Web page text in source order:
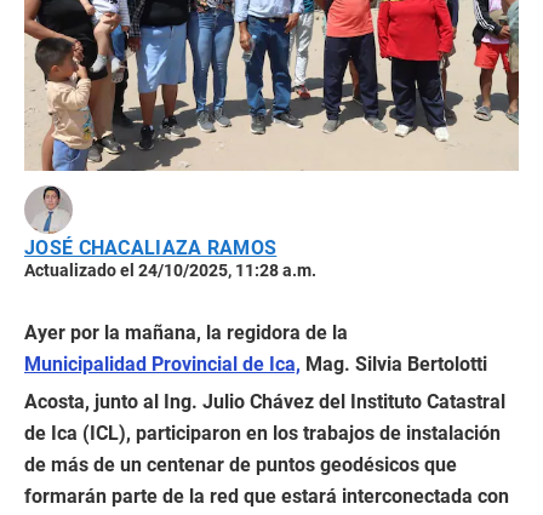
JOSÉ CHACALIAZA RAMOS
Actualizado el 24/10/2025, 11:28 a.m.
Ayer por la mañana, la regidora de la
Municipalidad Provincial de Ica, Mag. Silvia Bertolotti
Acosta, junto al Ing. Julio Chávez del Instituto Catastral
de Ica (ICL), participaron en los trabajos de instalación
de más de un centenar de puntos geodésicos que
formarán parte de la red que estará interconectada con